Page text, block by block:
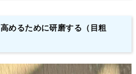
めるために研磨する（目粗